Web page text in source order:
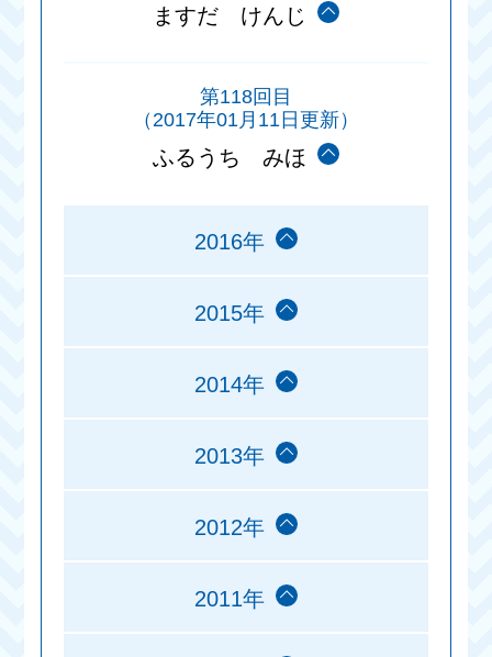
ますだ けんじ
第118回目
（2017年01月11日更新）
ふるうち みほ
2016年
2015年
2014年
2013年
2012年
2011年